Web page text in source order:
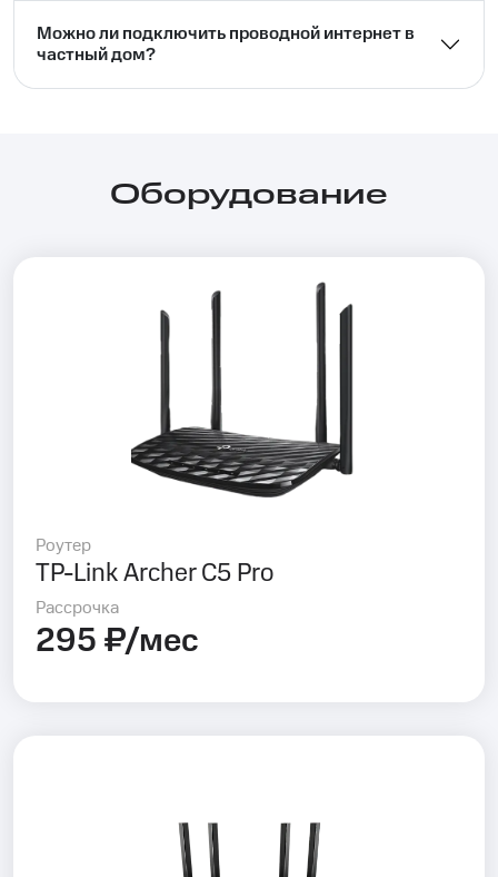
Можно ли подключить проводной интернет в
частный дом?⁣⁣
Оборудование
Роутер
TP-Link Archer C5 Pro
Рассрочка
295 ₽/мес